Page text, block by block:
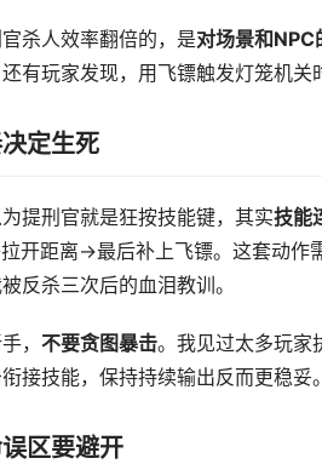
杀人效率翻倍的，是对场景和NPC
有玩家发现，用飞镖触发灯笼机关
定生死
提刑官就是狂按技能键，其实技能
开距离→最后补上飞镖。这套动
反杀三次后的血泪教训。
， 不要贪图暴击。我见过太多玩家
接技能，保持持续输出反而更稳妥。
区要避开